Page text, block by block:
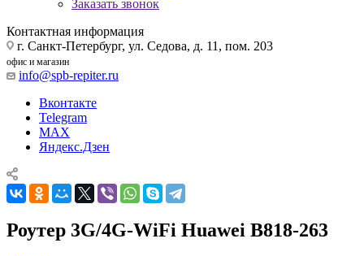
Заказать звонок
Контактная информация
г. Санкт-Петербург, ул. Седова, д. 11, пом. 203
офис и магазин
info@spb-repiter.ru
Вконтакте
Telegram
MAX
Яндекс.Дзен
Роутер 3G/4G-WiFi Huawei B818-263